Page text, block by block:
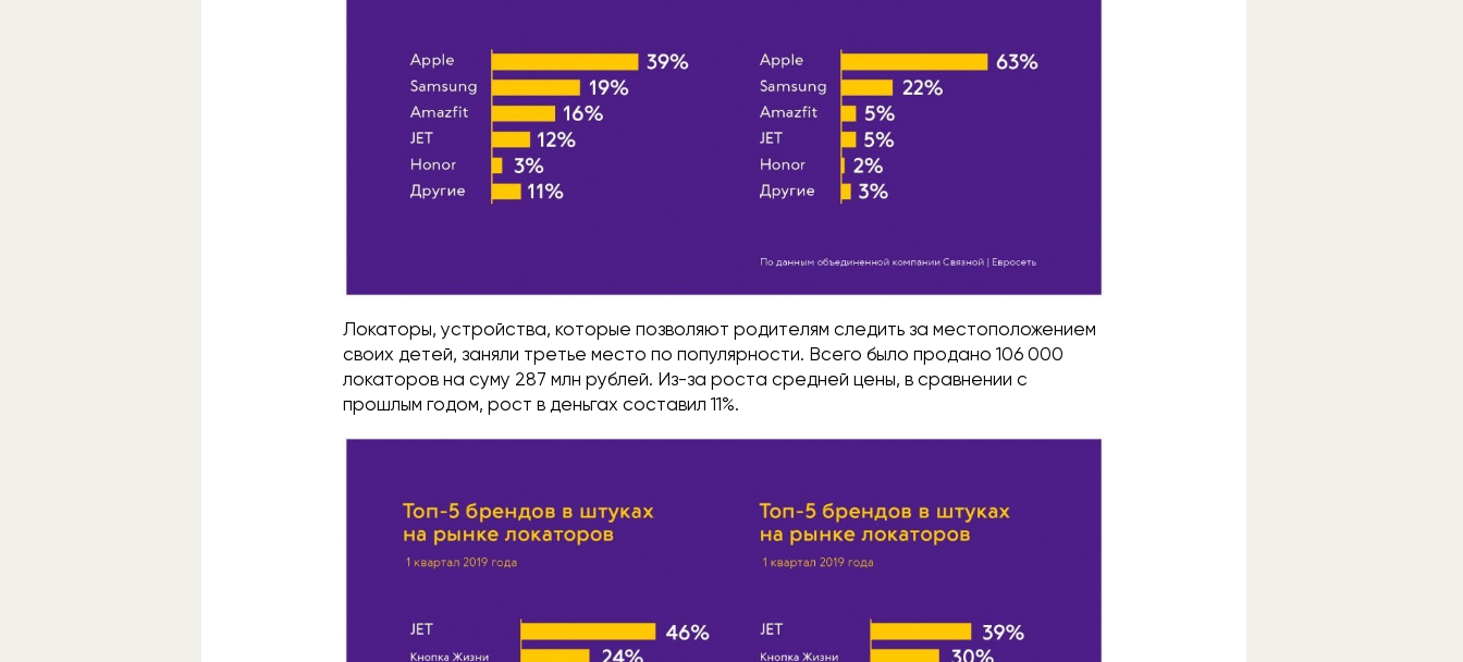
Локаторы, устройства, которые позволяют родителям следить за местоположением
своих детей, заняли третье место по популярности. Всего было продано 106 000
локаторов на суму 287 млн рублей. Из-за роста средней цены, в сравнении с
прошлым годом, рост в деньгах составил 11%.